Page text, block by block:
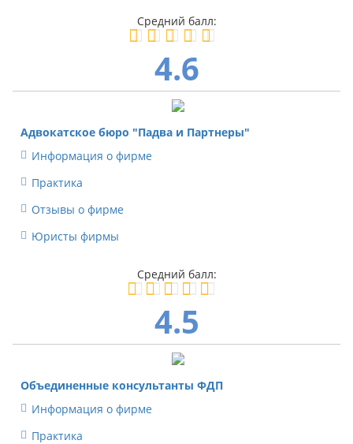
4.6
Адвокатское бюро "Падва и Партнеры"
Информация о фирме
Практика
Отзывы о фирме
Юристы фирмы
4.5
Объединенные консультанты ФДП
Информация о фирме
Практика